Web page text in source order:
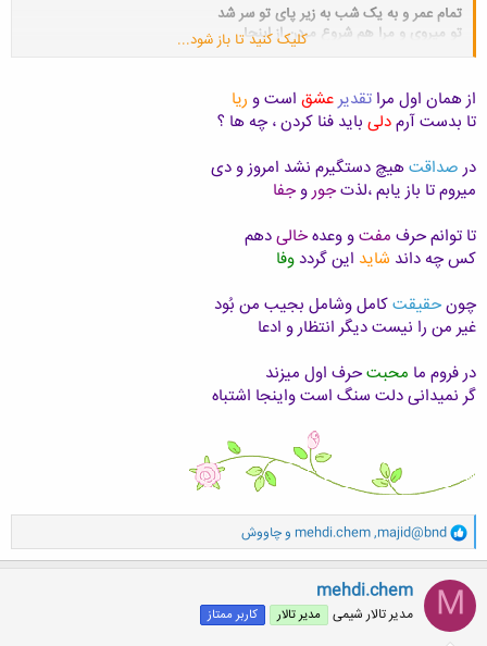
تمام عمر و به یک شب به زیر پای تو سر شد
تو میروی و مرا هم شروع مردن از اینجا
دوباره می شود آغاز دل سپردن از اینجا
کلیک کنید تا باز شود...
از همان اول مرا تقدیرعشق است و ریا
تا بدست آرمدلی باید فنا کردن ، چه ها ؟
درصداقتهیچ دستگیرم نشد امروز و دی
میروم تا باز یابم ،لذتجوروجفا
تا توانم حرف مفتو وعدهخالیدهم
کس چه داند شاید این گردد وفا
چونحقیقتکامل وشامل بجیب من بُود
غیر من را نیست دیگر انتظار و ادعا
در فروم ما محبتحرف اول میزند
گر نمیدانی دلت سنگ است واینجا اشتباه
و
ا
ک
ن
ش
ه
ا
majid@bnd
,
mehdi.chem وچاووش
M
mehdi.chem
مدیر تالار شیمی مدیر تالار کاربر ممتاز